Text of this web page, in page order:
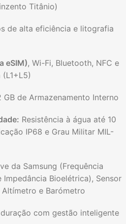
Titânio)
de alta eficiência e litografia
eSIM), Wi-Fi, Bluetooth, NFC e
GB de Armazenamento Interno
Resistência à água até 10
IP68 e Grau Militar MIL-
da Samsung (Frequência
Impedância Bioelétrica), Sensor
Altímetro e Barómetro
com gestão inteligente